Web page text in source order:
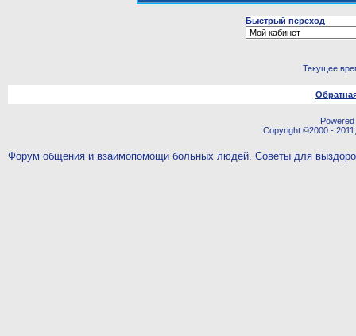
Быстрый переход
Текущее
Copyright ©2000 -
Форум общения и взаимопомощи больных людей. Советы для